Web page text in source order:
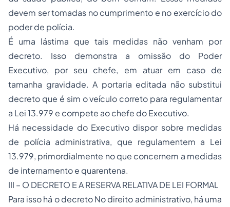
devem ser tomadas no cumprimento e no exercício do
poder de polícia.
É uma lástima que tais medidas não venham por
decreto. Isso demonstra a omissão do Poder
Executivo, por seu chefe, em atuar em caso de
tamanha gravidade. A portaria editada não substitui
decreto que é sim o veículo correto para regulamentar
a Lei 13.979 e compete ao chefe do Executivo.
Há necessidade do Executivo dispor sobre medidas
de polícia administrativa, que regulamentem a Lei
13.979, primordialmente no que concernem a medidas
de internamento e quarentena.
III – O DECRETO E A RESERVA RELATIVA DE LEI FORMAL
Para isso há o decretoNo direito administrativo, há uma